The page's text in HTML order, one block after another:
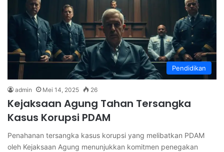
Pendidikan
admin Mei 14, 2025 26
Kejaksaan Agung Tahan Tersangka
Kasus Korupsi PDAM
Penahanan tersangka kasus korupsi yang melibatkan PDAM
oleh Kejaksaan Agung menunjukkan komitmen penegakan